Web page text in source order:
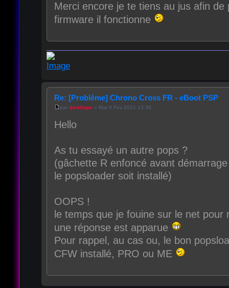
Merci encore je te tiens au jus afin de
firmware il fonctionne
Re: [Problème] Chrono Cross FR - eBoot PSP
par darkhope» Mar 9 Fév 2021 13:38
Hello
As tu essayé un autre pops ?
(gâchette R enfoncé avant
le popsloader soit installé)
OOPS !
le temps que je fouine sur le net
une réponse est apparue
Pour rappel, au cas ou, le bon
CFW installé, PRO ou ME